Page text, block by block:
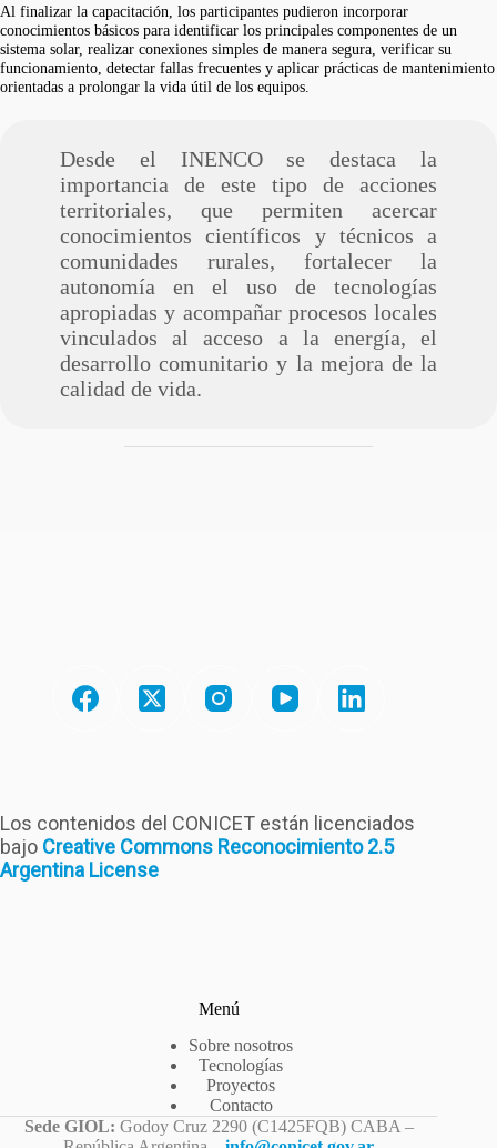
Al finalizar la capacitación, los participantes pudieron incorporar
conocimientos básicos para identificar los principales componentes de un
sistema solar, realizar conexiones simples de manera segura, verificar su
funcionamiento, detectar fallas frecuentes y aplicar prácticas de mantenimiento
orientadas a prolongar la vida útil de los equipos.
Desde el INENCO se destaca la
importancia de este tipo de acciones
territoriales, que permiten acercar
conocimientos científicos y técnicos a
comunidades rurales, fortalecer la
autonomía en el uso de tecnologías
apropiadas y acompañar procesos locales
vinculados al acceso a la energía, el
desarrollo comunitario y la mejora de la
calidad de vida.
Los contenidos del CONICET están licenciados
bajo Creative Commons Reconocimiento 2.5
Argentina License
Menú
Sobre nosotros
Tecnologías
Proyectos
Contacto
Sede GIOL: Godoy Cruz 2290 (C1425FQB) CABA –